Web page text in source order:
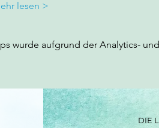
lesen >
wurde aufgrund der Analytics-
DIE